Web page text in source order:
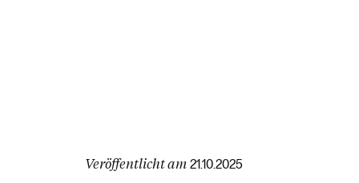
Veröffentlicht am 21.10.2025